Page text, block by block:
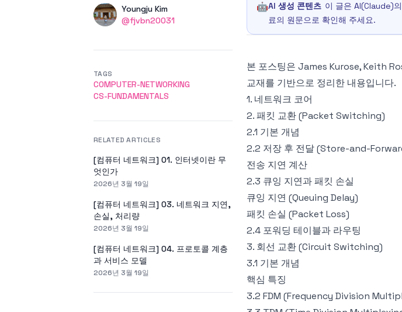
AuthorsName
Youngju Kim
Twitter
@fjvbn20031
🤖AI 생성 콘텐츠 이 글은 AI(Claude)
료의 원문으로 확인해 주세요.
본 포스팅은 James Kurose, Keith
교재를 기반으로 정리한 내용입니다.
1. 네트워크 코어
2. 패킷 교환 (Packet Switching)
2.1 기본 개념
2.2 저장 후 전달 (Store-and-
전송 지연 계산
2.3 큐잉 지연과 패킷 손실
큐잉 지연 (Queuing Delay)
패킷 손실 (Packet Loss)
2.4 포워딩 테이블과 라우팅
3. 회선 교환 (Circuit Switching)
3.1 기본 개념
핵심 특징
3.2 FDM (Frequency Division
TAGS
COMPUTER-NETWORKING
CS-FUNDAMENTALS
RELATED ARTICLES
[컴퓨터 네트워크] 01. 인터넷이란 무
엇인가
2026년 3월 19일
[컴퓨터 네트워크] 03. 네트워크 지연,
손실, 처리량
2026년 3월 19일
[컴퓨터 네트워크] 04. 프로토콜 계층
과 서비스 모델
2026년 3월 19일